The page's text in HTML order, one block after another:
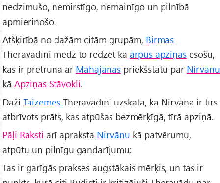
nedzimušo, nemirstīgo, nemainīgo un pilnībā
apmierinošo.
Atšķirībā no dažām citām grupām, Birmas
Theravādīni mēdz to redzēt kā ārpus apziņas esošu,
kas ir pretrunā ar Mahājānas priekšstatu par Nirvānu
kā Apziņas Stāvokli.
Daži Taizemes Theravādīni uzskata, ka Nirvāna ir tīrs
atbrīvots prāts, kas atpūšas bezmērķīgā, tīrā apziņā.
Pāḷi Raksti arī apraksta Nirvānu kā patvērumu,
atpūtu un pilnīgu gandarījumu:
Tas ir garīgās prakses augstākais mērķis, un tas ir